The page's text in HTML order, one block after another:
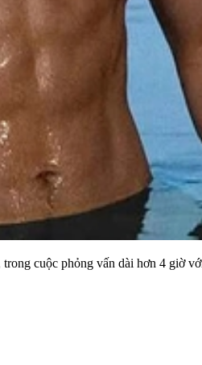
cuộc phỏng vấn dài hơn 4 giờ